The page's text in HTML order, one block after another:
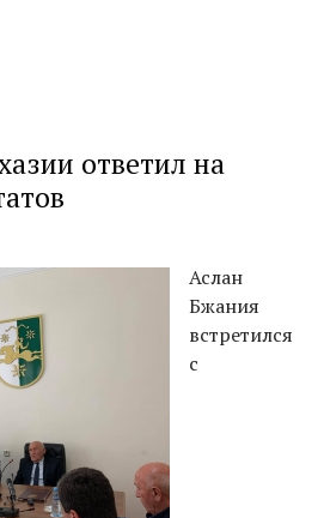
ответил на
Аслан
Бжания
встретился
с